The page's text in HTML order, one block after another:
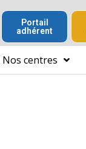
Portail
adhérent
Nos centres